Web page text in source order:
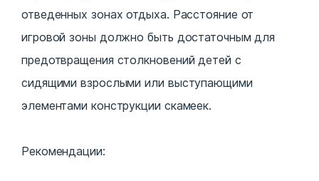
отведенных зонах отдыха. Расстояние от
игровой зоны должно быть достаточным для
предотвращения столкновений детей с
сидящими взрослыми или выступающими
элементами конструкции скамеек.
Рекомендации: